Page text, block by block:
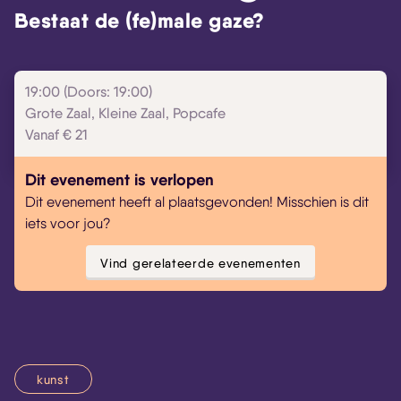
Bestaat de (fe)male gaze?
19:00 (Doors: 19:00)
Grote Zaal, Kleine Zaal, Popcafe
Vanaf € 21
Dit evenement is verlopen
Dit evenement heeft al plaatsgevonden! Misschien is dit
iets voor jou?
Vind gerelateerde evenementen
kunst